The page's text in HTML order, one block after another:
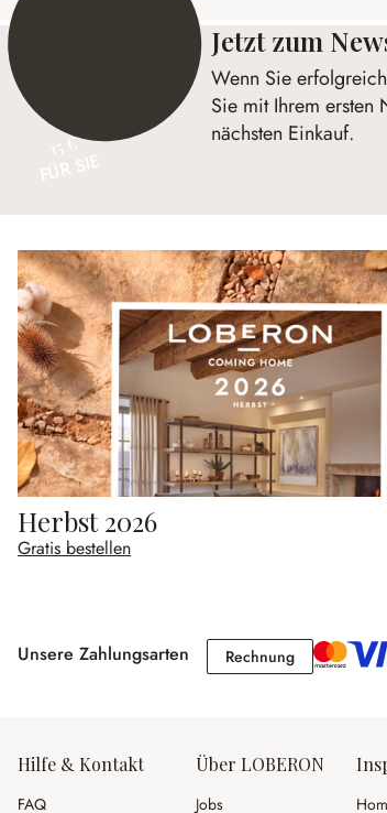
15 €
Jetzt zum
Wenn Sie
Sie mit Ihrem ersten
nächsten Einkauf.
Herbst 2026
Gratis bestellen
Unsere Zahlungsarten RechnungRechnung
Hilfe & Kontakt
FAQ
Über LOBERON
Jobs